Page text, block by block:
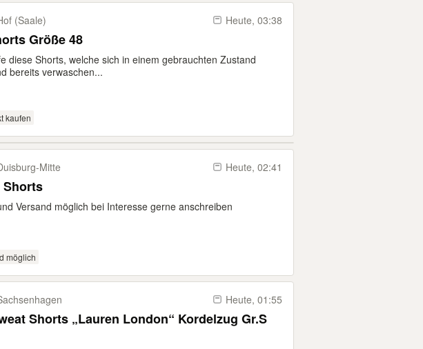
(Saale) Heute, 03:38
Größe 48
diese Shorts, welche sich in einem gebrauchten Zustand
bereits verwaschen...
kaufen
​Mitte Heute, 02:41
Shorts
Versand möglich bei Interesse gerne anschreiben
möglich
Heute, 01:55
Shorts „Lauren London“ Kordelzug Gr.S